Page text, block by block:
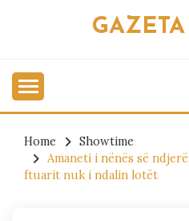
Home
Showtime
Amaneti i nënës së
ftuarit nuk i ndalin lotët